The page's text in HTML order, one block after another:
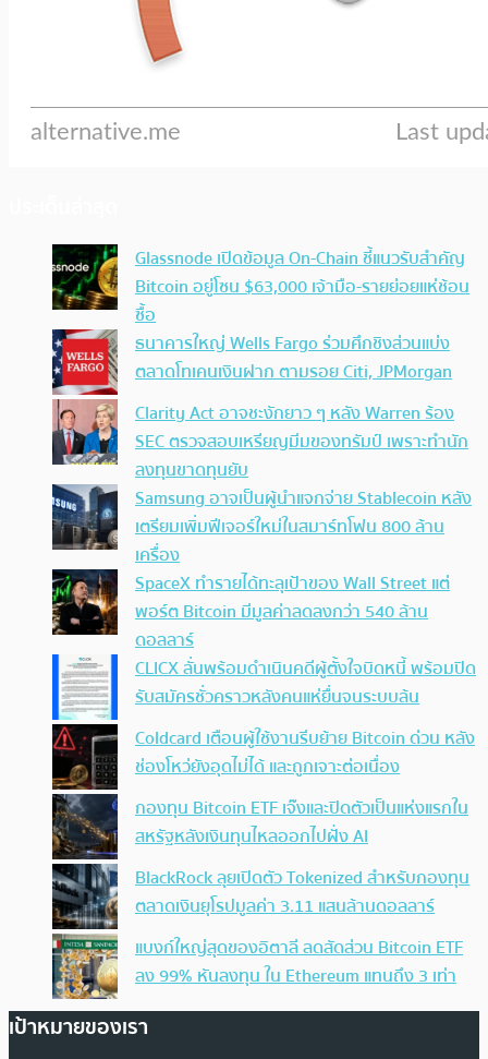
Glassnode เปิดข้อมูล On-Chain ชี้แนวรับสำคัญ
Bitcoin อยู่โซน $63,000 เจ้ามือ-รายย่อยแห่ช้อน
ซื้อ
ธนาคารใหญ่ Wells Fargo ร่วมศึกชิงส่วนแบ่ง
ตลาดโทเคนเงินฝาก ตามรอย Citi, JPMorgan
Clarity Act อาจชะงักยาว ๆ หลัง Warren ร้อง
SEC ตรวจสอบเหรียญมีมของทรัมป์ เพราะทำนัก
ลงทุนขาดทุนยับ
Samsung อาจเป็นผู้นำแจกจ่าย Stablecoin หลัง
เตรียมเพิ่มฟีเจอร์ใหม่ในสมาร์ทโฟน 800 ล้าน
เครื่อง
SpaceX ทำรายได้ทะลุเป้าของ Wall Street แต่
พอร์ต Bitcoin มีมูลค่าลดลงกว่า 540 ล้าน
ดอลลาร์
CLICX ลั่นพร้อมดำเนินคดีผู้ตั้งใจบิดหนี้ พร้อมปิด
รับสมัครชั่วคราวหลังคนแห่ยื่นจนระบบล้น
Coldcard เตือนผู้ใช้งานรีบย้าย Bitcoin ด่วน หลัง
ช่องโหว่ยังอุดไม่ได้ และถูกเจาะต่อเนื่อง
กองทุน Bitcoin ETF เจ๊งและปิดตัวเป็นแห่งแรกใน
สหรัฐหลังเงินทุนไหลออกไปฝั่ง AI
BlackRock ลุยเปิดตัว Tokenized สำหรับกองทุน
ตลาดเงินยุโรปมูลค่า 3.11 แสนล้านดอลลาร์
แบงก์ใหญ่สุดของอิตาลี ลดสัดส่วน Bitcoin ETF
ลง 99% หันลงทุน ใน Ethereum แทนถึง 3 เท่า
เป้าหมายของเรา